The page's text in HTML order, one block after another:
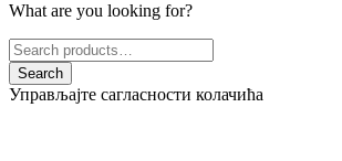
What are you looking for?
Управљајте сагласности колачића